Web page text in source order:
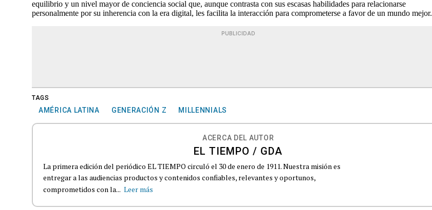
equilibrio y un nivel mayor de conciencia social que, aunque contrasta con sus escasas habilidades para relacionarse
personalmente por su inherencia con la era digital, les facilita la interacción para comprometerse a favor de un mundo mejor.
PUBLICIDAD
TAGS
AMÉRICA LATINA GENERACIÓN Z MILLENNIALS
ACERCA DEL AUTOR
EL TIEMPO / GDA
La primera edición del periódico EL TIEMPO circuló el 30 de enero de 1911. Nuestra misión es
entregar a las audiencias productos y contenidos confiables, relevantes y oportunos,
comprometidos con la... Leer más